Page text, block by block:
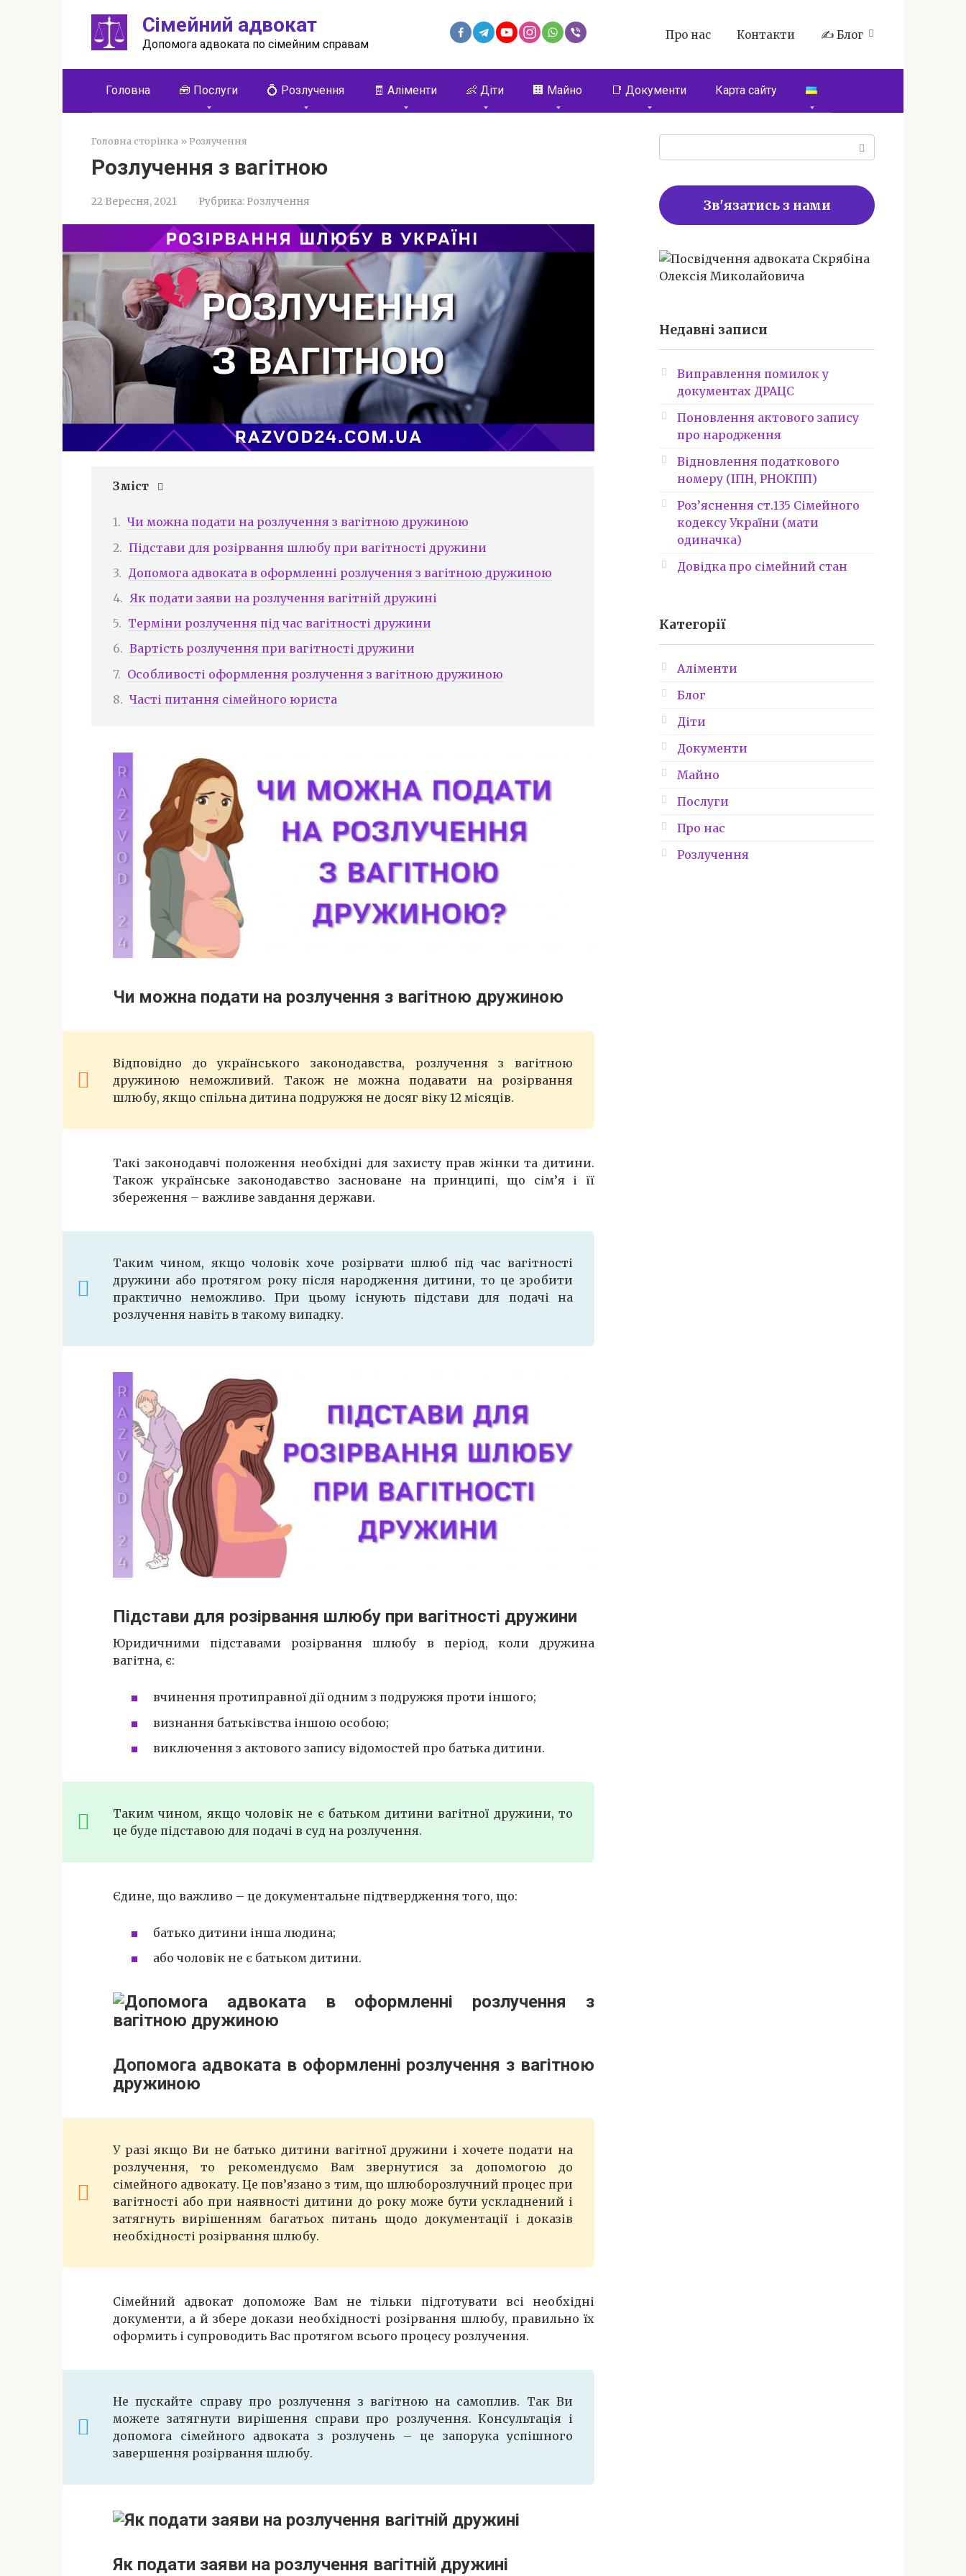
Сімейний адвокат
Допомога адвоката по сімейним справам
Про нас Контакти ✍️ Блог
Головна 🧰 Послуги 💍 Розлучення 🧾 Аліменти 👶 Діти 🏢 Майно 📑 Документи Карта сайту
Головна сторінка »Розлучення
Розлучення з вагітною
22 Вересня, 2021 Рубрика: Розлучення
Зміст
Чи можна подати на розлучення з вагітною дружиною
Підстави для розірвання шлюбу при вагітності дружини
Допомога адвоката в оформленні розлучення з вагітною дружиною
Як подати заяви на розлучення вагітній дружині
Терміни розлучення під час вагітності дружини
Вартість розлучення при вагітності дружини
Особливості оформлення розлучення з вагітною дружиною
Часті питання сімейного юриста
Чи можна подати на розлучення з вагітною дружиною
Відповідно до українського законодавства, розлучення з вагітною
дружиною неможливий. Також не можна подавати на розірвання
шлюбу, якщо спільна дитина подружжя не досяг віку 12 місяців.
Такі законодавчі положення необхідні для захисту прав жінки та дитини.
Також українське законодавство засноване на принципі, що сім’я і її
збереження – важливе завдання держави.
Таким чином, якщо чоловік хоче розірвати шлюб під час вагітності
дружини або протягом року після народження дитини, то це зробити
практично неможливо. При цьому існують підстави для подачі на
розлучення навіть в такому випадку.
Підстави для розірвання шлюбу при вагітності дружини
Юридичними підставами розірвання шлюбу в період, коли дружина
вагітна, є:
вчинення протиправної дії одним з подружжя проти іншого;
визнання батьківства іншою особою;
виключення з актового запису відомостей про батька дитини.
Таким чином, якщо чоловік не є батьком дитини вагітної дружини, то
це буде підставою для подачі в суд на розлучення.
Єдине, що важливо – це документальне підтвердження того, що:
батько дитини інша людина;
або чоловік не є батьком дитини.
Допомога адвоката в оформленні розлучення з вагітною
дружиною
У разі якщо Ви не батько дитини вагітної дружини і хочете подати на
розлучення, то рекомендуємо Вам звернутися за допомогою до
сімейного адвокату. Це пов’язано з тим, що шлюборозлучний процес при
вагітності або при наявності дитини до року може бути ускладнений і
затягнуть вирішенням багатьох питань щодо документації і доказів
необхідності розірвання шлюбу.
Сімейний адвокат допоможе Вам не тільки підготувати всі необхідні
документи, а й збере докази необхідності розірвання шлюбу, правильно їх
оформить і супроводить Вас протягом всього процесу розлучення.
Не пускайте справу про розлучення з вагітною на самоплив. Так Ви
можете затягнути вирішення справи про розлучення. Консультація і
допомога сімейного адвоката з розлучень – це запорука успішного
завершення розірвання шлюбу.
Як подати заяви на розлучення вагітній дружині
Зв'язатись з нами
Недавні записи
Виправлення помилок у
документах ДРАЦС
Поновлення актового запису
про народження
Відновлення податкового
номеру (ІПН, РНОКПП)
Роз’яснення ст.135 Сімейного
кодексу України (мати
одиначка)
Довідка про сімейний стан
Категорії
Аліменти
Блог
Діти
Документи
Майно
Послуги
Про нас
Розлучення